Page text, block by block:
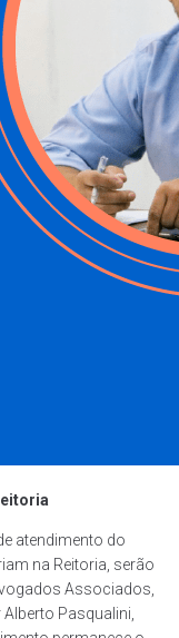
atendimento do
na Reitoria, serão
Associados,
Pasqualini,